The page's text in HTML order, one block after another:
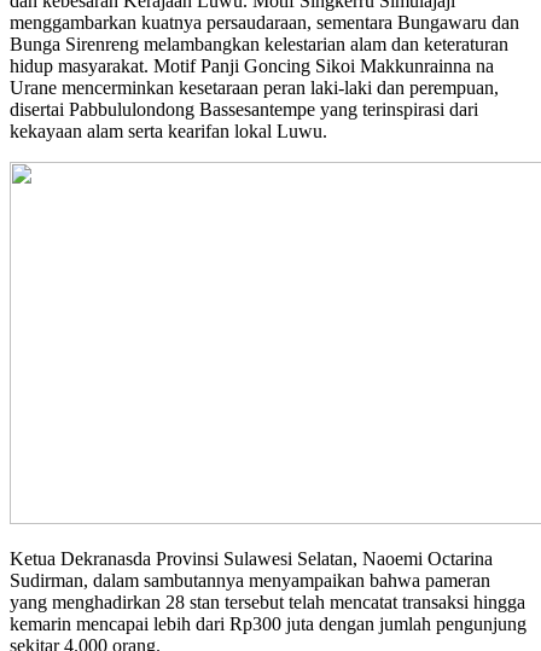
menggambarkan kuatnya persaudaraan, sementara Bungawaru dan
Bunga Sirenreng melambangkan kelestarian alam dan keteraturan
hidup masyarakat. Motif Panji Goncing Sikoi Makkunrainna na
Urane mencerminkan kesetaraan peran laki-laki dan perempuan,
disertai Pabbululondong Bassesantempe yang terinspirasi dari
kekayaan alam serta kearifan lokal Luwu.
Ketua Dekranasda Provinsi Sulawesi Selatan, Naoemi Octarina
Sudirman, dalam sambutannya menyampaikan bahwa pameran
yang menghadirkan 28 stan tersebut telah mencatat transaksi hingga
kemarin mencapai lebih dari Rp300 juta dengan jumlah pengunjung
sekitar 4.000 orang.